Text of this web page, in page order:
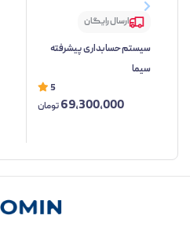
ارسال رایگان
سیستم حسابداری پیشرفته
سیما
5
69,300,000تومان